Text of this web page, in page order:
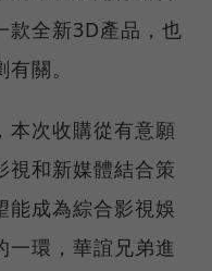
款全新3D產品，也
關。
本次收購從有意願
視和新媒體結合策
能成為綜合影視娛
一環，華誼兄弟進